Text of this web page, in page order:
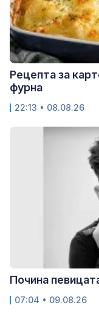
Рецепта за
фурна
22:13 • 08.08.26
Почина
07:04 • 09.08.26